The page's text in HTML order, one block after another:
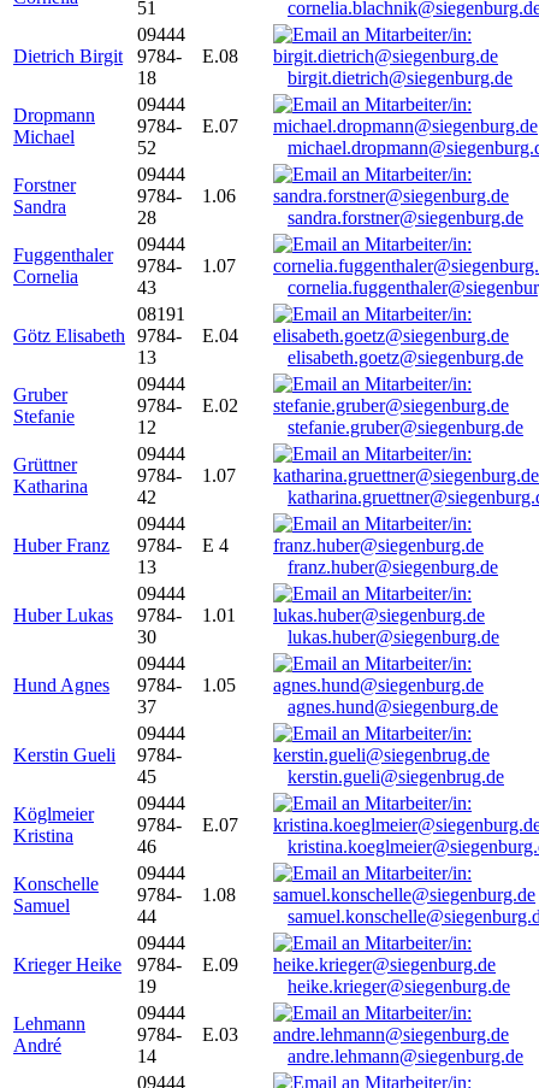
51
Dietrich Birgit
09444
9784-
18
E.08
birgit.dietrich@siegenburg.de
Dropmann
Michael
09444
9784-
52
E.07
Forstner
Sandra
09444
9784-
28
1.06
sandra.forstner@siegenburg.de
Fuggenthaler
Cornelia
09444
9784-
43
1.07
Götz Elisabeth
08191
9784-
13
E.04
elisabeth.goetz@siegenburg.de
Gruber
Stefanie
09444
9784-
12
E.02
stefanie.gruber@siegenburg.de
Grüttner
Katharina
09444
9784-
42
1.07
Huber Franz
09444
9784-
13
E 4
franz.huber@siegenburg.de
Huber Lukas
09444
9784-
30
1.01
lukas.huber@siegenburg.de
Hund Agnes
09444
9784-
37
1.05
agnes.hund@siegenburg.de
Kerstin Gueli
09444
9784-
45
kerstin.gueli@siegenbrug.de
Köglmeier
Kristina
09444
9784-
46
E.07
Konschelle
Samuel
09444
9784-
44
1.08
Krieger Heike
09444
9784-
19
E.09
heike.krieger@siegenburg.de
Lehmann
André
09444
9784-
14
E.03
andre.lehmann@siegenburg.de
09444